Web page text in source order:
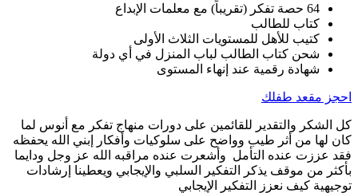
64 حصة تفكر (تقريباً) مع معلمات الإبداع
كتاب للطالب
كتيب للأهل للمستويات الثلاث الأولى
شحن كتاب الطالب لباب المنزل في أي دولة
شهادة رقمية عند إنهاء المستوى
احجز مقعد طفلك
كل الشكر والتقدير للقائمين على دورات منهاج تفكر مع أنوس لما
كان لها من أثر طيب وواضح على سلوكيات وأفكار إبني الله يحفظه
فقد عززت عنده التأمل وأشعرت عنده مراقبه الله عز وجل ودايما
بأكثر من موقف يذكر التفكير السلبي والإيجابي ويعطينا إرشادات
توجيهية كيف نعزز التفكير الإيجابي